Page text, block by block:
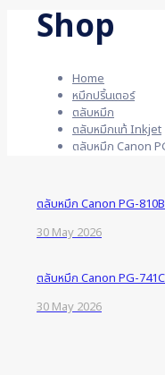
Shop
Home
หมึกปริ้นเตอร์
ตลับหมึก
ตลับหมึกแท้ Inkjet
ตลับหมึก Canon
ตลับหมึก Canon PG-
30 May 2026
ตลับหมึก Canon PG-
30 May 2026